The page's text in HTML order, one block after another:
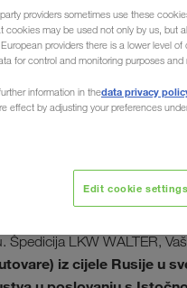
Russia
iz Rusije/
robe u cijeloj
LKW WALTER,
iz cijele Rusije u
providers sometimes use these
cookies may be used not only by us, but
providers there is a lower level
for control and monitoring purposes
information in thedata privacy
effect by adjusting your preferences
Edit cookie settings